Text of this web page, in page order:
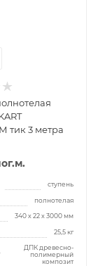
3 метра
ступень
полнотелая
340 х 22 х 3000 мм
25,5 кг
ДПК древесно-
полимерный
композит